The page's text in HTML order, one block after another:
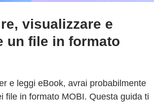
visualizzare e
un file in formato
e leggi eBook, avrai probabilmente
file in formato MOBI. Questa guida ti